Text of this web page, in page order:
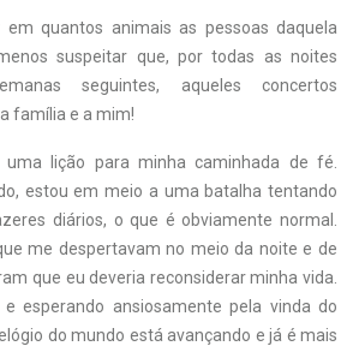
quantos animais as pessoas daquela
suspeitar que, por todas as noites
seguintes, aqueles concertos
família e a mim!
uma lição para minha caminhada de fé.
estou em meio a uma batalha tentando
diários, o que é obviamente normal.
me despertavam no meio da noite e de
que eu deveria reconsiderar minha vida.
esperando ansiosamente pela vinda do
do mundo está avançando e já é mais